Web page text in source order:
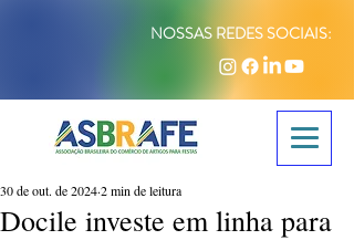
NOSSAS REDES SOCIAIS:
Docile investe em linha para
30 de out. de 20242 min de leitura